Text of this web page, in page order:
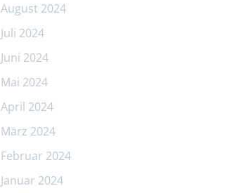
August 2024
Juli 2024
Juni 2024
Mai 2024
April 2024
März 2024
Februar 2024
Januar 2024